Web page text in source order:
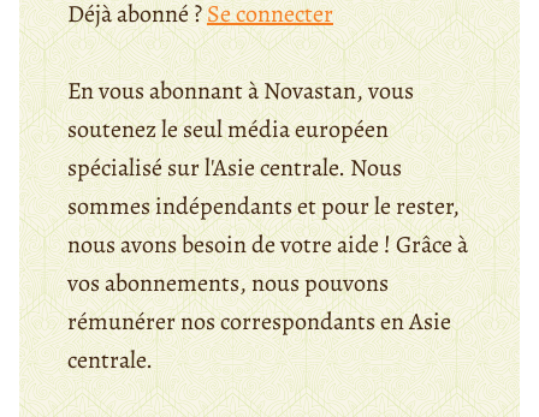
Déjà abonné ?Se connecter
En vous abonnant à Novastan, vous
soutenez le seul média européen
spécialisé sur l'Asie centrale. Nous
sommes indépendants et pour le rester,
nous avons besoin de votre aide ! Grâce à
vos abonnements, nous pouvons
rémunérer nos correspondants en Asie
centrale.